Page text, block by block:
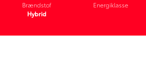
Brændstof
Hybrid
Energiklasse